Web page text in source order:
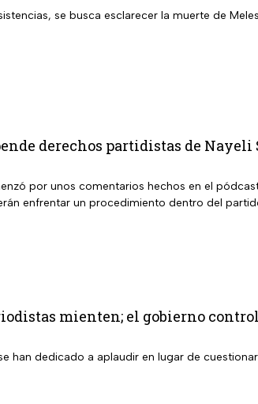
se busca esclarecer la muerte de
derechos partidistas de
por unos comentarios hechos en el
enfrentar un procedimiento dentro del
mienten; el gobierno
han dedicado a aplaudir en lugar de